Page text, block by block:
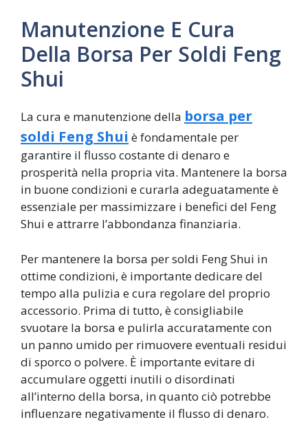
Manutenzione E Cura
Della Borsa Per Soldi Feng
Shui
La cura e manutenzione della borsa per
soldi Feng Shui è fondamentale per
garantire il flusso costante di denaro e
prosperità nella propria vita. Mantenere la borsa
in buone condizioni e curarla adeguatamente è
essenziale per massimizzare i benefici del Feng
Shui e attrarre l’abbondanza finanziaria.
Per mantenere la borsa per soldi Feng Shui in
ottime condizioni, è importante dedicare del
tempo alla pulizia e cura regolare del proprio
accessorio. Prima di tutto, è consigliabile
svuotare la borsa e pulirla accuratamente con
un panno umido per rimuovere eventuali residui
di sporco o polvere. È importante evitare di
accumulare oggetti inutili o disordinati
all’interno della borsa, in quanto ciò potrebbe
influenzare negativamente il flusso di denaro.